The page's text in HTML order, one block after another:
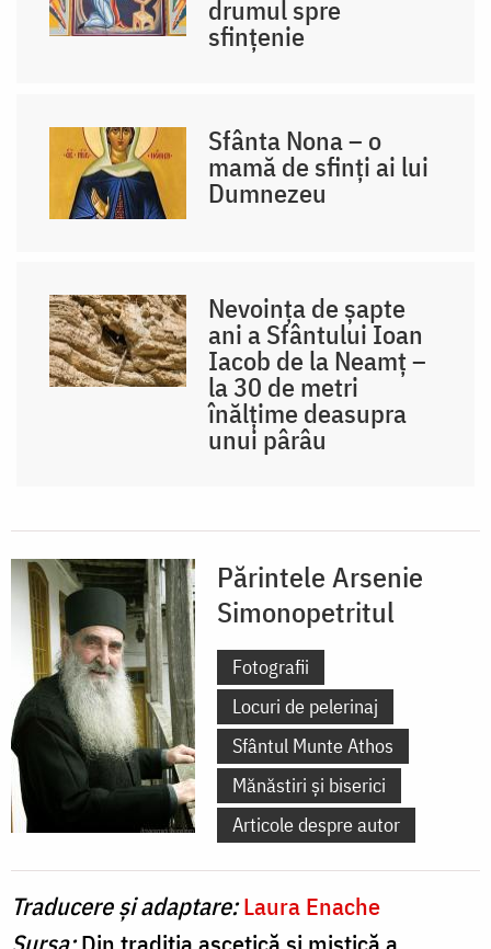
drumul spre
sfințenie
Sfânta Nona – o
mamă de sfinți ai lui
Dumnezeu
Nevoința de șapte
ani a Sfântului Ioan
Iacob de la Neamț –
la 30 de metri
înălțime deasupra
unui pârâu
Părintele Arsenie
Simonopetritul
Fotografii
Locuri de pelerinaj
Sfântul Munte Athos
Mănăstiri și biserici
Articole despre autor
Traducere și adaptare:Laura Enache